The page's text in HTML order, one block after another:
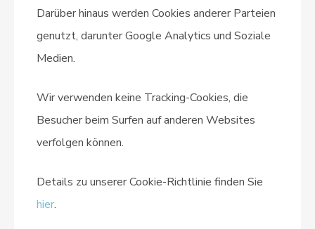
Darüber hinaus werden Cookies anderer Parteien
genutzt, darunter Google Analytics und Soziale
Medien.
Wir verwenden keine Tracking-Cookies, die
Besucher beim Surfen auf anderen Websites
verfolgen können.
Details zu unserer Cookie-Richtlinie finden Sie
hier.